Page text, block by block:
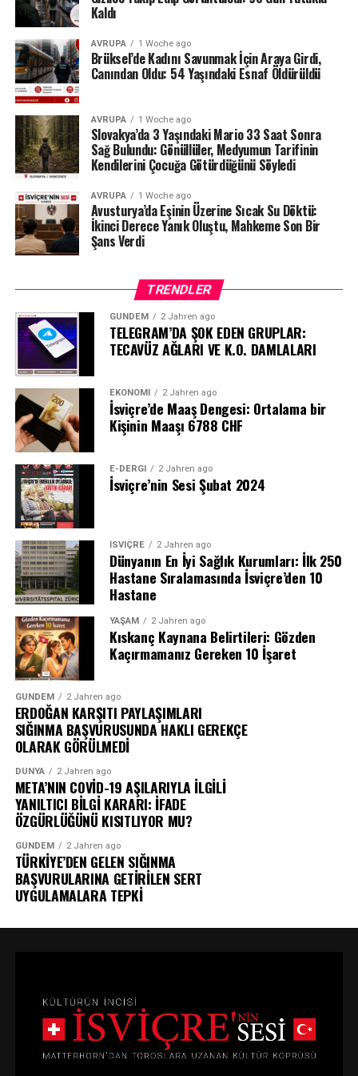
Milyonlarca liralık para transferleri ve şoförün iddiaları
üzerinden derinleşen soruşturmada gözler, yargı
makamlarının atacağı bir sonraki adıma çevrilmiş
durumda.#ahbap #sondakika
Kaldı
AVRUPA 1 Woche ago
Brüksel’de Kadını Savunmak İçin Araya Girdi,
Canından Oldu: 54 Yaşındaki Esnaf Öldürüldü
AVRUPA 1 Woche ago
Slovakya’da 3 Yaşındaki Mario 33 Saat Sonra
Sağ Bulundu: Gönüllüler, Medyumun Tarifinin
Kendilerini Çocuğa Götürdüğünü Söyledi
AVRUPA 1 Woche ago
Avusturya’da Eşinin Üzerine Sıcak Su Döktü:
İkinci Derece Yanık Oluştu, Mahkeme Son Bir
Şans Verdi
TRENDLER
GÜNDEM 2 Jahren ago
TELEGRAM’DA ŞOK EDEN GRUPLAR:
TECAVÜZ AĞLARI VE K.O. DAMLALARI
EKONOMI 2 Jahren ago
İsviçre’de Maaş Dengesi: Ortalama bir
Kişinin Maaşı 6788 CHF
E-DERGI 2 Jahren ago
İsviçre’nin Sesi Şubat 2024
İSVIÇRE 2 Jahren ago
Dünyanın En İyi Sağlık Kurumları: İlk 250
Hastane Sıralamasında İsviçre’den 10
Hastane
YAŞAM 2 Jahren ago
Kıskanç Kaynana Belirtileri: Gözden
Kaçırmamanız Gereken 10 İşaret
GÜNDEM 2 Jahren ago
ERDOĞAN KARŞITI PAYLAŞIMLARI
SIĞINMA BAŞVURUSUNDA HAKLI GEREKÇE
OLARAK GÖRÜLMEDİ
DÜNYA 2 Jahren ago
META’NIN COVİD-19 AŞILARIYLA İLGİLİ
YANILTICI BİLGİ KARARI: İFADE
ÖZGÜRLÜĞÜNÜ KISITLIYOR MU?
GÜNDEM 2 Jahren ago
TÜRKİYE’DEN GELEN SIĞINMA
BAŞVURULARINA GETİRİLEN SERT
UYGULAMALARA TEPKİ